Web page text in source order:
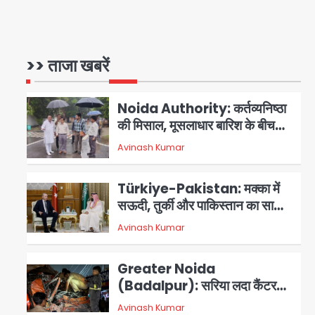
>> ताजा खबरें
1
24 घंटे ऑनलाइन डॉक्टर परामर्श
2
Noida Authority: कर्तव्यनिष्ठा
की मिसाल, मूसलाधार बारिश के बीच
नोएडा प्राधिकरण ने संभाला मोर्चा,
सेक्टर 105 आरडब्ल्यूए ने जताया
Avinash Kumar
3
Türkiye-Pakistan: मक्का में
सऊदी, तुर्की और पाकिस्तान का साझा
रक्षा समझौता, जानें इसके मायने
Avinash Kumar
4
Greater Noida
(Badalpur): सरिया लदा कैंटर
अनियंत्रित होकर घुसा किराना दुकान
Avinash Kumar